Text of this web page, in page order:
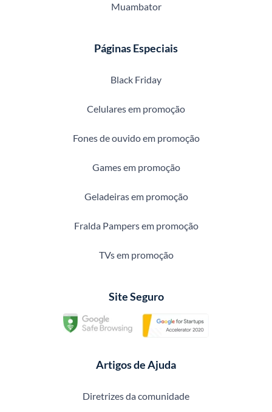
Muambator
Páginas Especiais
Black Friday
Celulares em promoção
Fones de ouvido em promoção
Games em promoção
Geladeiras em promoção
Fralda Pampers em promoção
TVs em promoção
Site Seguro
Artigos de Ajuda
Diretrizes da comunidade